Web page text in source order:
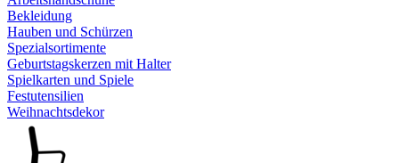
Bekleidung
Hauben und Schürzen
Spezialsortimente
Geburtstagskerzen mit Halter
Spielkarten und Spiele
Festutensilien
Weihnachtsdekor